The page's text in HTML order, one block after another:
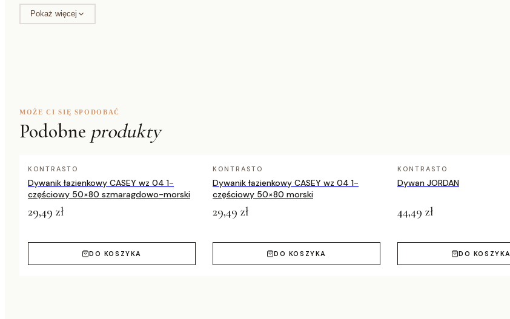
Materiał
Wykończenie
Pokaż więcej
MOŻE CI SIĘ SPODOBAĆ
Podobne produkty
KONTRASTO
Dywanik łazienkowy CASEY wz 04 1-
częściowy 50×80 szmaragdowo-morski
29,49 zł
DO KOSZYKA
KONTRASTO
Dywanik łazienkowy CASEY wz 04 1-
częściowy 50×80 morski
29,49 zł
DO KOSZYKA
KONTRASTO
Dywan JORDAN
44,49 zł
DO KOSZYKA